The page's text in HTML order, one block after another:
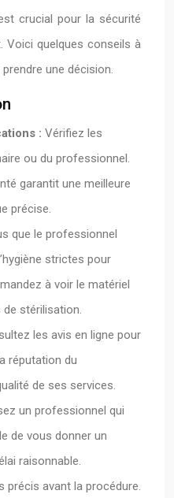
crucial pour la sécurité
Voici quelques conseils à
une décision.
: Vérifiez les
ou du professionnel.
garantit une meilleure
précise.
que le professionnel
strictes pour
à voir le matériel
stérilisation.
les avis en ligne pour
réputation du
de ses services.
un professionnel qui
de vous donner un
raisonnable.
précis avant la procédure.